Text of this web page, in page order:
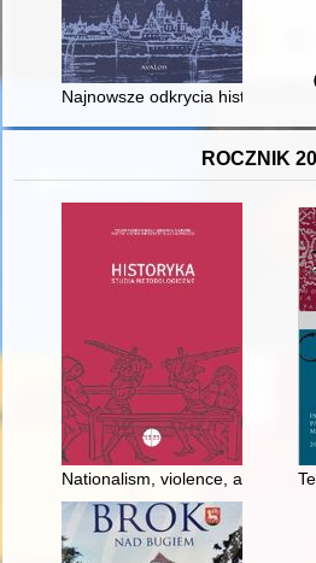
Najnowsze odkrycia historyków
ROCZNIK
Nationalism, violence, and